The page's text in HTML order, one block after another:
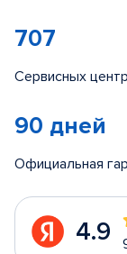
707
Сервисных
90 дней
Официальная
4.9